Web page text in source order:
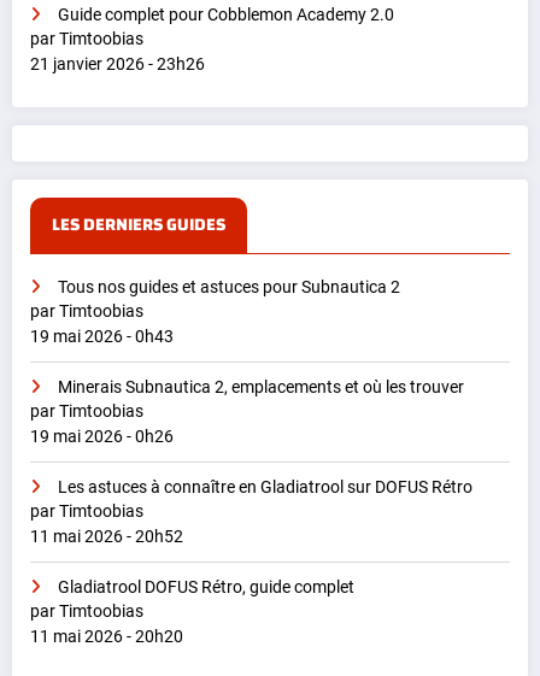
Guide complet pour Cobblemon Academy 2.0
par Timtoobias
21 janvier 2026 - 23h26
LES DERNIERS GUIDES
Tous nos guides et astuces pour Subnautica 2
par Timtoobias
19 mai 2026 - 0h43
Minerais Subnautica 2, emplacements et où les trouver
par Timtoobias
19 mai 2026 - 0h26
Les astuces à connaître en Gladiatrool sur DOFUS Rétro
par Timtoobias
11 mai 2026 - 20h52
Gladiatrool DOFUS Rétro, guide complet
par Timtoobias
11 mai 2026 - 20h20